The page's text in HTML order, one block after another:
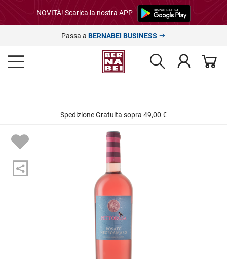
NOVITÀ! Scarica la nostra APP
Passa a BERNABEI BUSINESS
Spedizione Gratuita sopra 49,00 €